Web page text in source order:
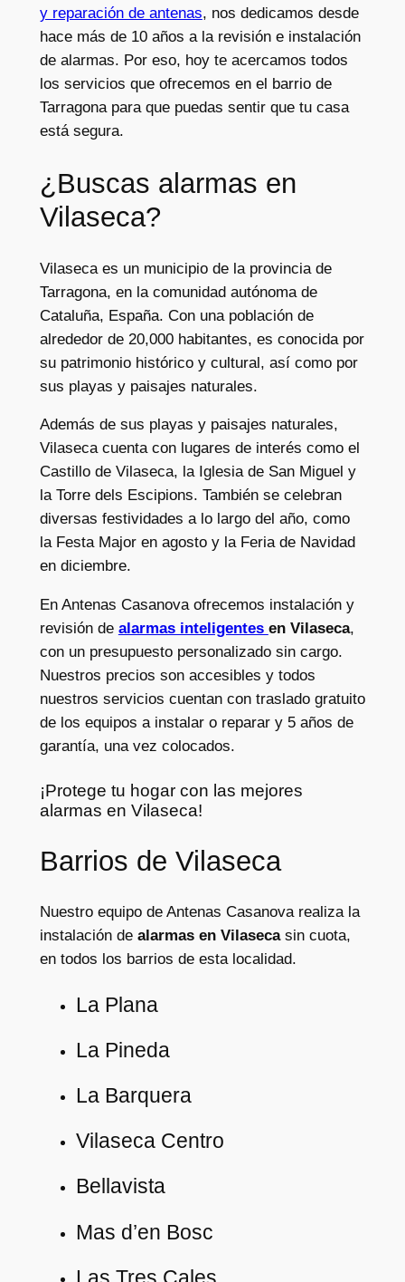
y reparación de antenas, nos dedicamos desde
hace más de 10 años a la revisión e instalación
de alarmas. Por eso, hoy te acercamos todos
los servicios que ofrecemos en el barrio de
Tarragona para que puedas sentir que tu casa
está segura.
¿Buscas alarmas en
Vilaseca?
Vilaseca es un municipio de la provincia de
Tarragona, en la comunidad autónoma de
Cataluña, España. Con una población de
alrededor de 20,000 habitantes, es conocida por
su patrimonio histórico y cultural, así como por
sus playas y paisajes naturales.
Además de sus playas y paisajes naturales,
Vilaseca cuenta con lugares de interés como el
Castillo de Vilaseca, la Iglesia de San Miguel y
la Torre dels Escipions. También se celebran
diversas festividades a lo largo del año, como
la Festa Major en agosto y la Feria de Navidad
en diciembre.
En Antenas Casanova ofrecemos instalación y
revisión de alarmas inteligentes en Vilaseca,
con un presupuesto personalizado sin cargo.
Nuestros precios son accesibles y todos
nuestros servicios cuentan con traslado gratuito
de los equipos a instalar o reparar y 5 años de
garantía, una vez colocados.
¡Protege tu hogar con las mejores
alarmas en Vilaseca!
Barrios de Vilaseca
Nuestro equipo de Antenas Casanova realiza la
instalación de alarmas en Vilasecasin cuota,
en todos los barrios de esta localidad.
La Plana
La Pineda
La Barquera
Vilaseca Centro
Bellavista
Mas d’en Bosc